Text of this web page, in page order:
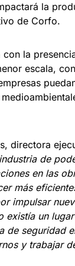
la
de Corfo.
la
escala,
directora
de
en las
más
impulsar
existía un
de seguridad
y trabajar